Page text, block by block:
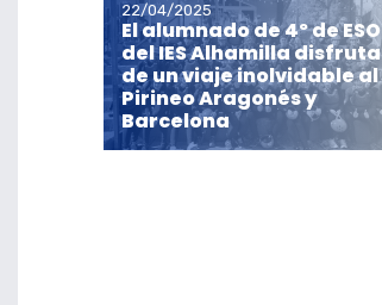
22/04/2025
El alumnado de 4º de ESO
del IES Alhamilla disfruta
de un viaje inolvidable al
Pirineo Aragonés y
Barcelona